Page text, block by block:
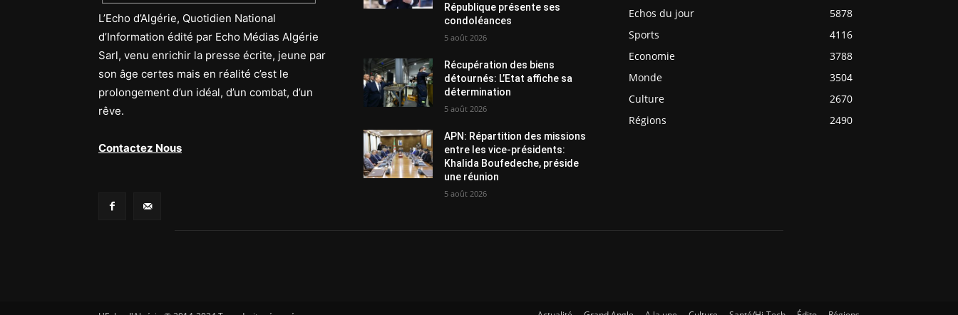
L’Echo d’Algérie, Quotidien National
d’Information édité par Echo Médias Algérie
Sarl, venu enrichir la presse écrite, jeune par
son âge certes mais en réalité c’est le
prolongement d’un idéal, d’un combat, d’un
rêve.
Contactez Nous
République présente ses
condoléances
5 août 2026
Récupération des biens
détournés: L’Etat affiche sa
détermination
5 août 2026
APN: Répartition des missions
entre les vice-présidents:
Khalida Boufedeche, préside
une réunion
5 août 2026
Echos du jour
5878
Sports
4116
Economie
3788
Monde
3504
Culture
2670
Régions
2490